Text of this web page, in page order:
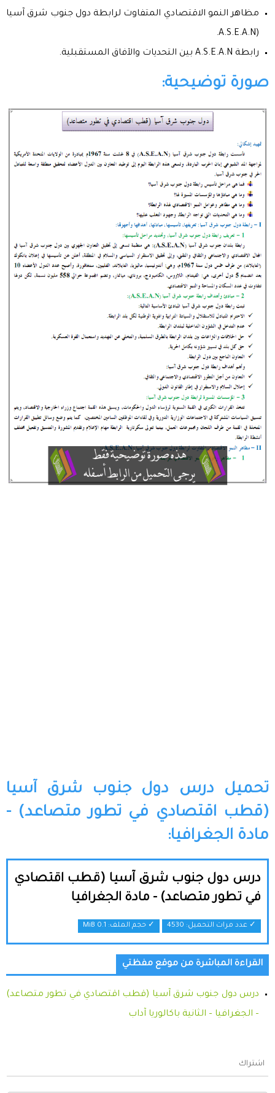
مظاهر النمو الاقتصادي المتفاوت لرابطة دول جنوب شرق آسيا
(A.S.E.A.N.
رابطة A.S.E.A.N بين التحديات والآفاق المستقبلية.
صورة توضيحية:
تحميل درس دول جنوب شرق آسيا
(قطب اقتصادي في تطور متصاعد) -
مادة الجغرافيا:
درس دول جنوب شرق آسيا (قطب اقتصادي
في تطور متصاعد) - مادة الجغرافيا
✓ عدد مرات التحميل: 4530 ✓ حجم الملف: 0.1 MiB
القراءة المباشرة من موقع مفظتي
درس دول جنوب شرق آسيا (قطب اقتصادي في تطور متصاعد)
– الجغرافيا – الثانية باكالوريا آداب
اشتراك